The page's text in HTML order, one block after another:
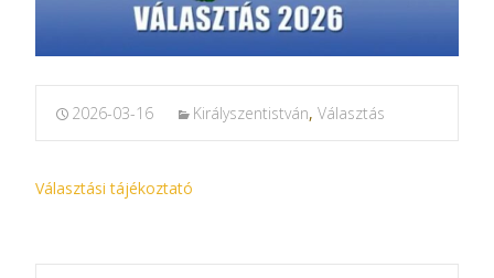
2026-03-16 Királyszentistván, Választás
Választási tájékoztató